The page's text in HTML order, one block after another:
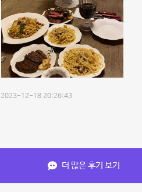
2023-12-18 20:26:43
더 많은 후기 보기